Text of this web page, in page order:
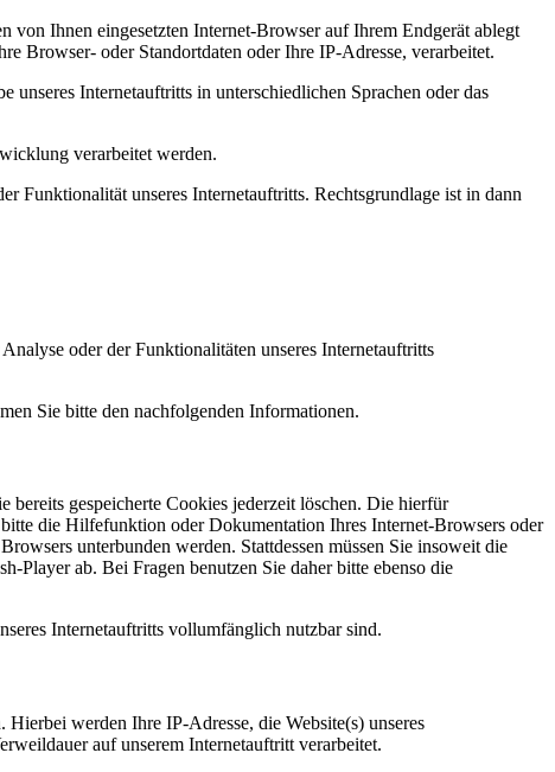
von Ihnen eingesetzten Internet-Browser auf Ihrem Endgerät ablegt
Browser- oder Standortdaten oder Ihre IP-Adresse, verarbeitet.
Internetauftritts in unterschiedlichen Sprachen oder das
verarbeitet werden.
Funktionalität unseres Internetauftritts. Rechtsgrundlage ist in dann
oder der Funktionalitäten unseres Internetauftritts
Sie bitte den nachfolgenden Informationen.
gespeicherte Cookies jederzeit löschen. Die hierfür
die Hilfefunktion oder Dokumentation Ihres Internet-Browsers oder
unterbunden werden. Stattdessen müssen Sie insoweit die
Player ab. Bei Fragen benutzen Sie daher bitte ebenso die
Internetauftritts vollumfänglich nutzbar sind.
werden Ihre IP-Adresse, die Website(s) unseres
auf unserem Internetauftritt verarbeitet.